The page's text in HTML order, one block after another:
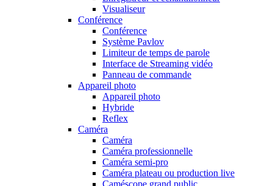
Visualiseur
Conférence
Conférence
Système Pavlov
Limiteur de temps de parole
Interface de Streaming vidéo
Panneau de commande
Appareil photo
Appareil photo
Hybride
Reflex
Caméra
Caméra
Caméra professionnelle
Caméra semi-pro
Caméra plateau ou production live
Caméscope grand public